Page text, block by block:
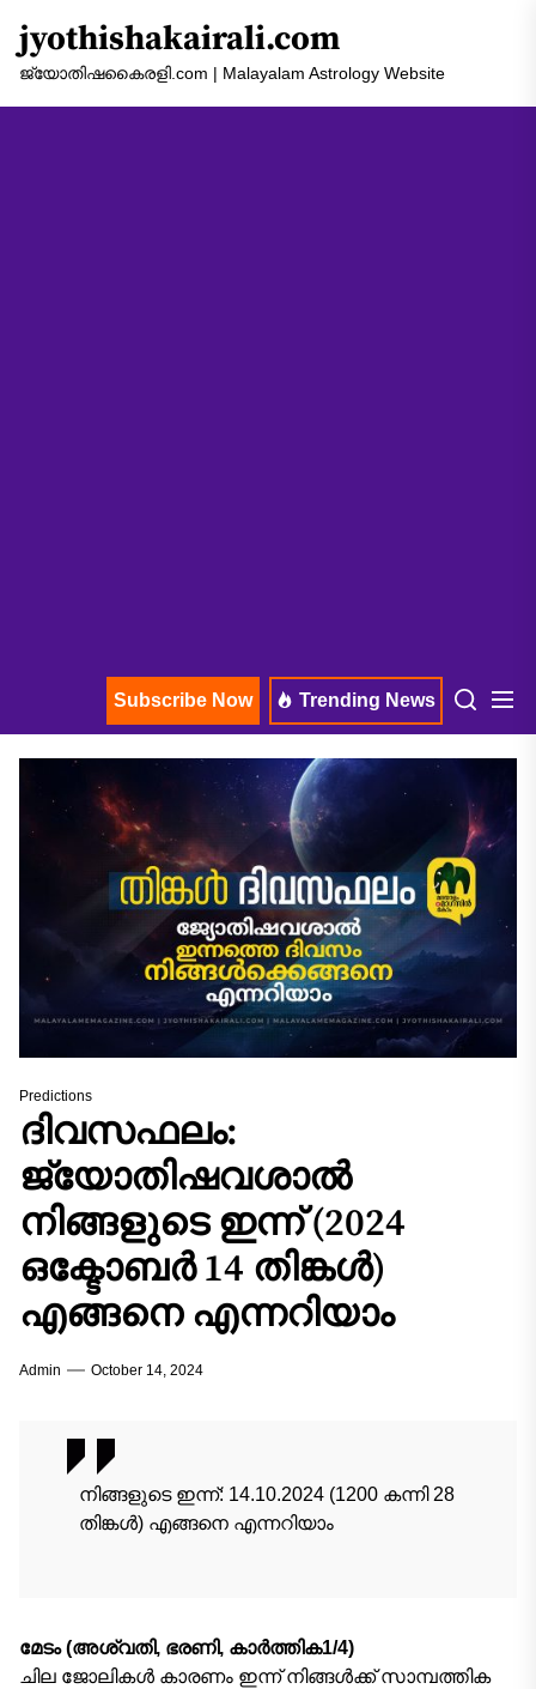
the
jyothishakairali.com
ജ്യോതിഷകൈരളി.com | Malayalam Astrology Website
Subscribe Now Trending News
Predictions
ദിവസഫലം:
ജ്യോതിഷവശാൽ
നിങ്ങളുടെ ഇന്ന്‌ (2024
ഒക്ടോബർ 14 തിങ്കൾ)
എങ്ങനെ എന്നറിയാം
Admin October 14, 2024
നിങ്ങളുടെ ഇന്ന്‌: 14.10.2024 (1200 കന്നി 28
തിങ്കൾ) എങ്ങനെ എന്നറിയാം
മേടം (അശ്വതി, ഭരണി, കാര്‍ത്തിക1/4)
ചില ജോലികൾ കാരണം ഇന്ന് നിങ്ങൾക്ക് സാമ്പത്തിക